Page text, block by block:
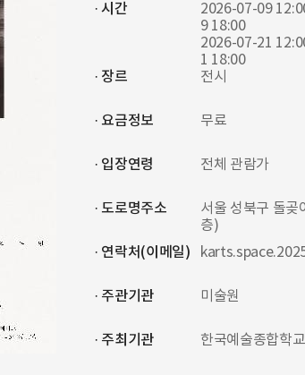
· 시간
2026-07-09
9 18:00
2026-07-21
1 18:00
· 장르
전시
· 요금정보 무료
· 입장연령 전체 관람가
· 도로명주소
서울 성북구 돌곶
층)
· 연락처(이메일)
· 주관기관 미술원
· 주최기관 한국예술종합학교